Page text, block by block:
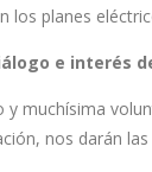
los planes
e interés
y muchísima
nos darán